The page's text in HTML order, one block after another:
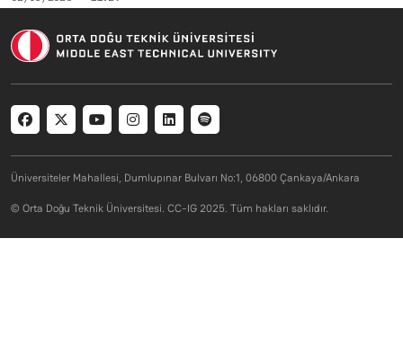
Social menu
Üniversiteler Mahallesi, Dumlupınar Bulvarı No:1, 06800 Çankaya/Ankara
© Orta Doğu Teknik Üniversitesi. CC-IG 2025. Tüm hakları saklıdır.